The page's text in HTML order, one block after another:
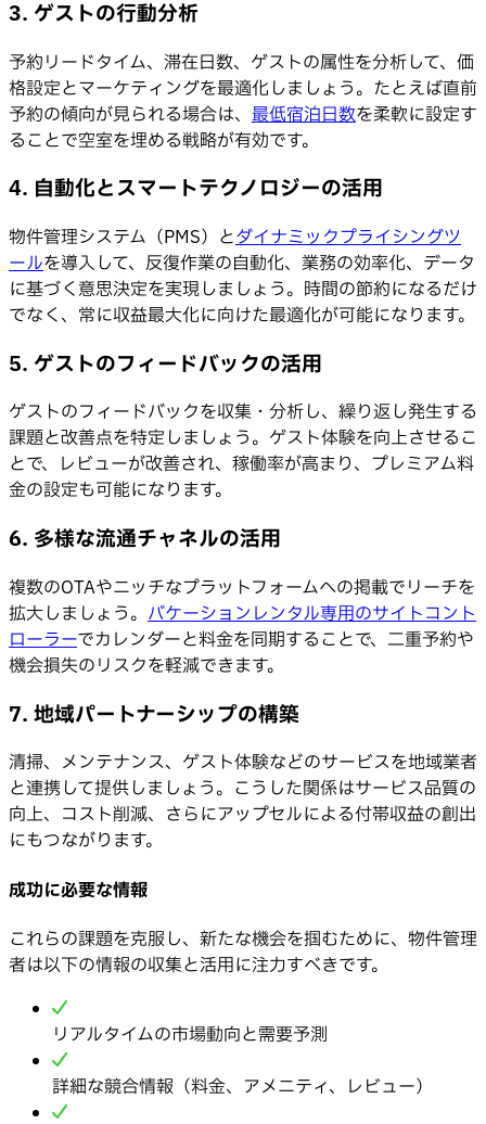
3. ゲストの行動分析
予約リードタイム、滞在日数、ゲストの属性を分析して、価
格設定とマーケティングを最適化しましょう。たとえば直前
予約の傾向が見られる場合は、 最低宿泊日数を柔軟に設定す
ることで空室を埋める戦略が有効です。
4. 自動化とスマートテクノロジーの活用
物件管理システム（PMS）とダイナミックプライシングツ
ールを導入して、反復作業の自動化、業務の効率化、データ
に基づく意思決定を実現しましょう。時間の節約になるだけ
でなく、常に収益最大化に向けた最適化が可能になります。
5. ゲストのフィードバックの活用
ゲストのフィードバックを収集・分析し、繰り返し発生する
課題と改善点を特定しましょう。ゲスト体験を向上させるこ
とで、レビューが改善され、稼働率が高まり、プレミアム料
金の設定も可能になります。
6. 多様な流通チャネルの活用
複数のOTAやニッチなプラットフォームへの掲載でリーチを
拡大しましょう。 バケーションレンタル専用のサイトコント
ローラーでカレンダーと料金を同期することで、二重予約や
機会損失のリスクを軽減できます。
7. 地域パートナーシップの構築
清掃、メンテナンス、ゲスト体験などのサービスを地域業者
と連携して提供しましょう。こうした関係はサービス品質の
向上、コスト削減、さらにアップセルによる付帯収益の創出
にもつながります。
成功に必要な情報
これらの課題を克服し、新たな機会を掴むために、物件管理
者は以下の情報の収集と活用に注力すべきです。
リアルタイムの市場動向と需要予測
詳細な競合情報（料金、アメニティ、レビュー）